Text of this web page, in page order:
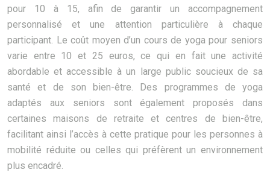
pour 10 à 15, afin de garantir un accompagnement
personnalisé et une attention particulière à chaque
participant. Le coût moyen d’un cours de yoga pour seniors
varie entre 10 et 25 euros, ce qui en fait une activité
abordable et accessible à un large public soucieux de sa
santé et de son bien-être. Des programmes de yoga
adaptés aux seniors sont également proposés dans
certaines maisons de retraite et centres de bien-être,
facilitant ainsi l’accès à cette pratique pour les personnes à
mobilité réduite ou celles qui préfèrent un environnement
plus encadré.